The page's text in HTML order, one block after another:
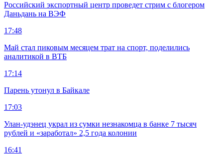
Российский экспортный центр проведет стрим с блогером
Даньдань на ВЭФ
17:48
Май стал пиковым месяцем трат на спорт, поделились
аналитикой в ВТБ
17:14
Парень утонул в Байкале
17:03
Улан-удэнец украл из сумки незнакомца в банке 7 тысяч
рублей и «заработал» 2,5 года колонии
16:41